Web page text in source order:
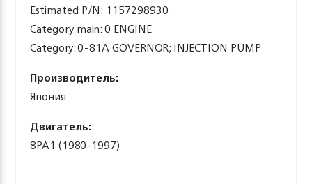
Estimated P/N: 1157298930
Category main: 0 ENGINE
Category: 0-81A GOVERNOR; INJECTION PUMP
Производитель:
Япония
Двигатель:
8PA1 (1980-1997)